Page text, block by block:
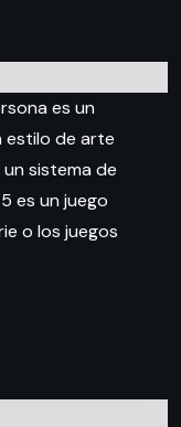
es un
estilo de arte
sistema de
es un juego
o los juegos